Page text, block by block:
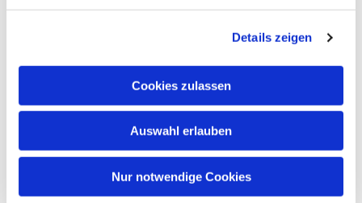
Details zeigen
Cookies zulassen
Auswahl erlauben
Nur notwendige Cookies